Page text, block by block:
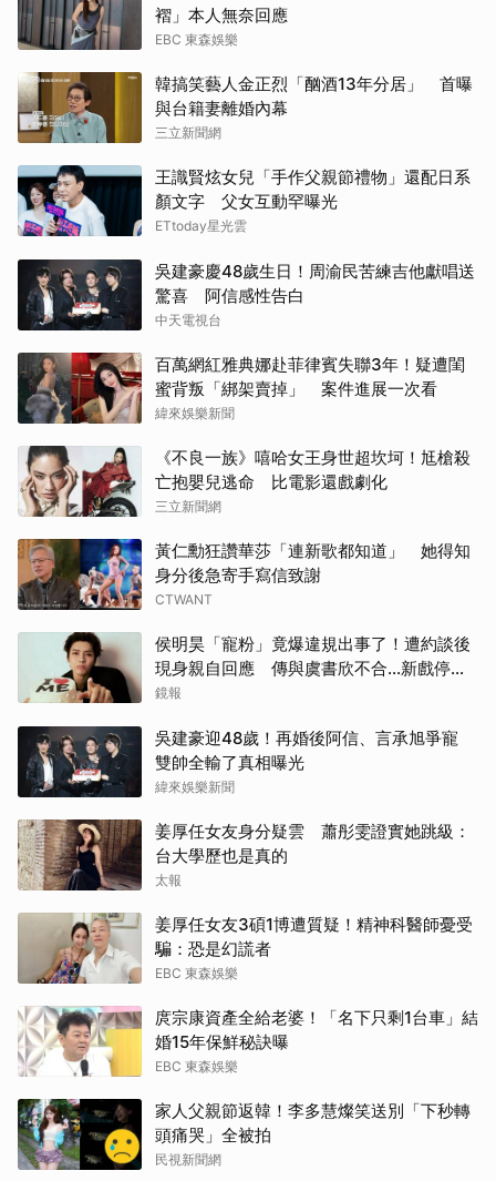
褶」本人無奈回應
EBC 東森娛樂
韓搞笑藝人金正烈「酗酒13年分居」 首曝
與台籍妻離婚內幕
三立新聞網
王識賢炫女兒「手作父親節禮物」還配日系
顏文字 父女互動罕曝光
ETtoday星光雲
吳建豪慶48歲生日！周渝民苦練吉他獻唱送
驚喜 阿信感性告白
中天電視台
百萬網紅雅典娜赴菲律賓失聯3年！疑遭閨
蜜背叛「綁架賣掉」 案件進展一次看
緯來娛樂新聞
《不良一族》嘻哈女王身世超坎坷！尪槍殺
亡抱嬰兒逃命 比電影還戲劇化
三立新聞網
黃仁勳狂讚華莎「連新歌都知道」 她得知
身分後急寄手寫信致謝
CTWANT
侯明昊「寵粉」竟爆違規出事了！遭約談後
現身親自回應 傳與虞書欣不合...新戲停拍
真相曝光
鏡報
吳建豪迎48歲！再婚後阿信、言承旭爭寵
雙帥全輸了真相曝光
緯來娛樂新聞
姜厚任女友身分疑雲 蕭彤雯證實她跳級：
台大學歷也是真的
太報
姜厚任女友3碩1博遭質疑！精神科醫師憂受
騙：恐是幻謊者
EBC 東森娛樂
庹宗康資產全給老婆！「名下只剩1台車」結
婚15年保鮮秘訣曝
EBC 東森娛樂
家人父親節返韓！李多慧燦笑送別「下秒轉
頭痛哭」全被拍
民視新聞網